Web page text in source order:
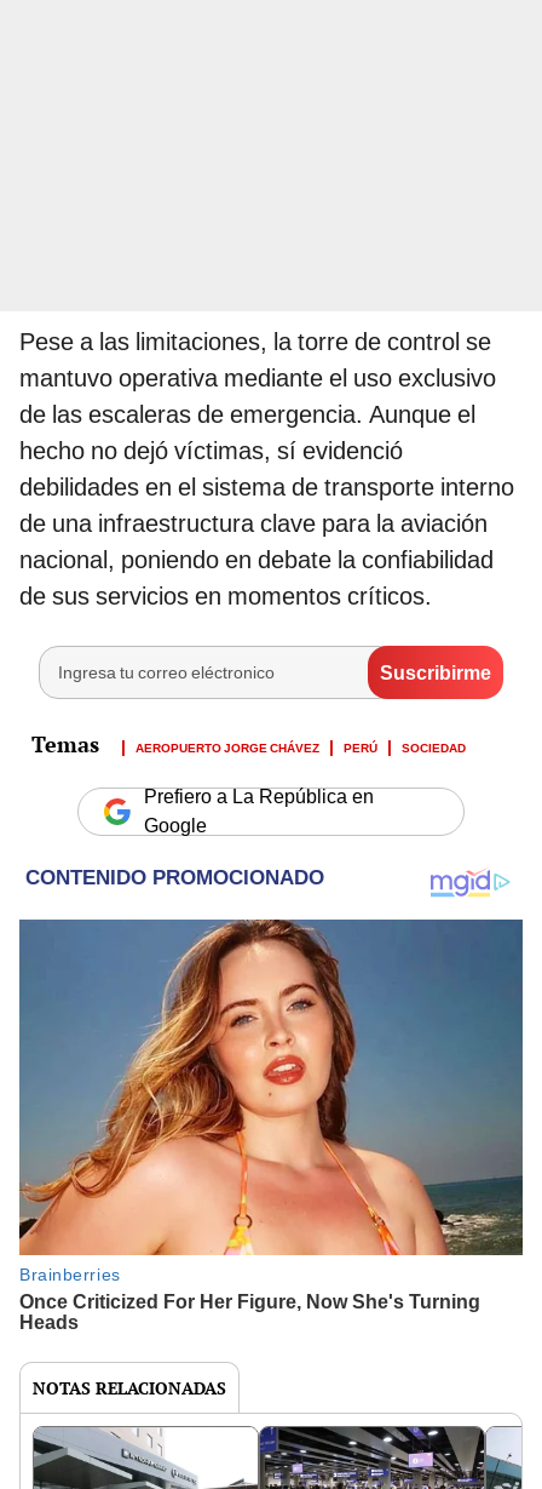
Pese a las limitaciones, la torre de control se
mantuvo operativa mediante el uso exclusivo
de las escaleras de emergencia. Aunque el
hecho no dejó víctimas, sí evidenció
debilidades en el sistema de transporte interno
de una infraestructura clave para la aviación
nacional, poniendo en debate la confiabilidad
de sus servicios en momentos críticos.
AEROPUERTO JORGE CHÁVEZ PERÚ SOCIEDAD
Prefiero a La República en
Google
NOTAS RELACIONADAS